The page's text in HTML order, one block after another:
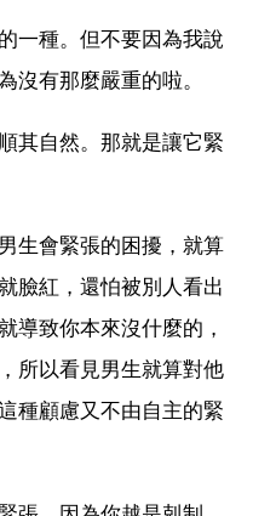
一種。但不要因為我說
沒有那麼嚴重的啦。
其自然。那就是讓它緊
生會緊張的困擾，就算
臉紅，還怕被別人看出
導致你本來沒什麼的，
所以看見男生就算對他
種顧慮又不由自主的緊